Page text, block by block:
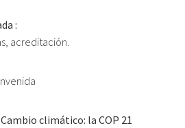
:
acreditación.
climático: la COP 21